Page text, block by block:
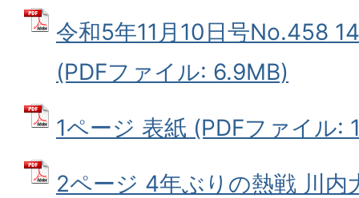
令和5年11月10日号No.458
(PDFファイル: 6.9MB)
1ページ 表紙 (PDFファイル:
2ページ 4年ぶりの熱戦 川